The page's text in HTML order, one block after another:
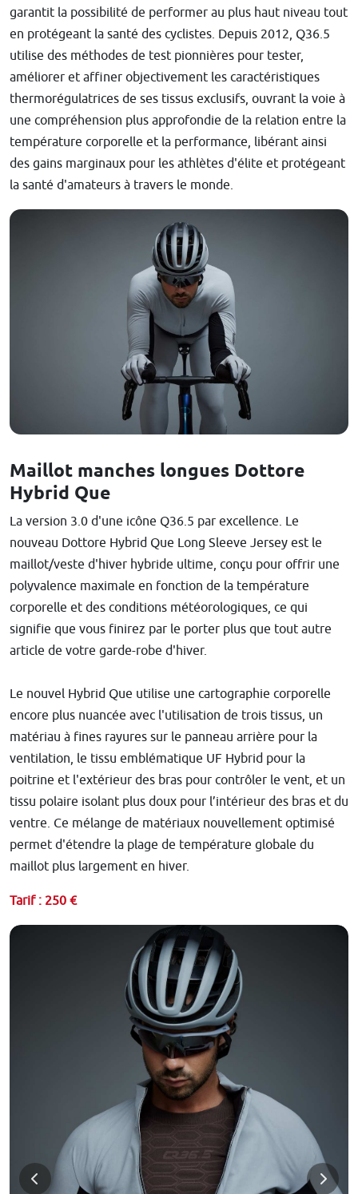
garantit la possibilité de performer au plus haut niveau tout
en protégeant la santé des cyclistes. Depuis 2012, Q36.5
utilise des méthodes de test pionnières pour tester,
améliorer et affiner objectivement les caractéristiques
thermorégulatrices de ses tissus exclusifs, ouvrant la voie à
une compréhension plus approfondie de la relation entre la
température corporelle et la performance, libérant ainsi
des gains marginaux pour les athlètes d'élite et protégeant
la santé d'amateurs à travers le monde.
Maillot manches longues Dottore
Hybrid Que
La version 3.0 d'une icône Q36.5 par excellence. Le
nouveau Dottore Hybrid Que Long Sleeve Jersey est le
maillot/veste d'hiver hybride ultime, conçu pour offrir une
polyvalence maximale en fonction de la température
corporelle et des conditions météorologiques, ce qui
signifie que vous finirez par le porter plus que tout autre
article de votre garde-robe d'hiver.
Le nouvel Hybrid Que utilise une cartographie corporelle
encore plus nuancée avec l'utilisation de trois tissus, un
matériau à fines rayures sur le panneau arrière pour la
ventilation, le tissu emblématique UF Hybrid pour la
poitrine et l'extérieur des bras pour contrôler le vent, et un
tissu polaire isolant plus doux pour l’intérieur des bras et du
ventre. Ce mélange de matériaux nouvellement optimisé
permet d'étendre la plage de température globale du
maillot plus largement en hiver.
Tarif : 250 €